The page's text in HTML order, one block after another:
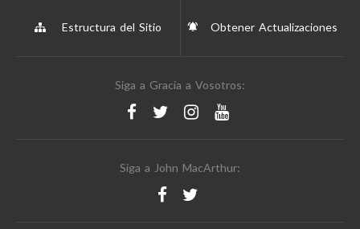
Estructura del Sitio Obtener Actualizaciones
Siga a Gracia a Vosotros:
Siga a John MacArthur: